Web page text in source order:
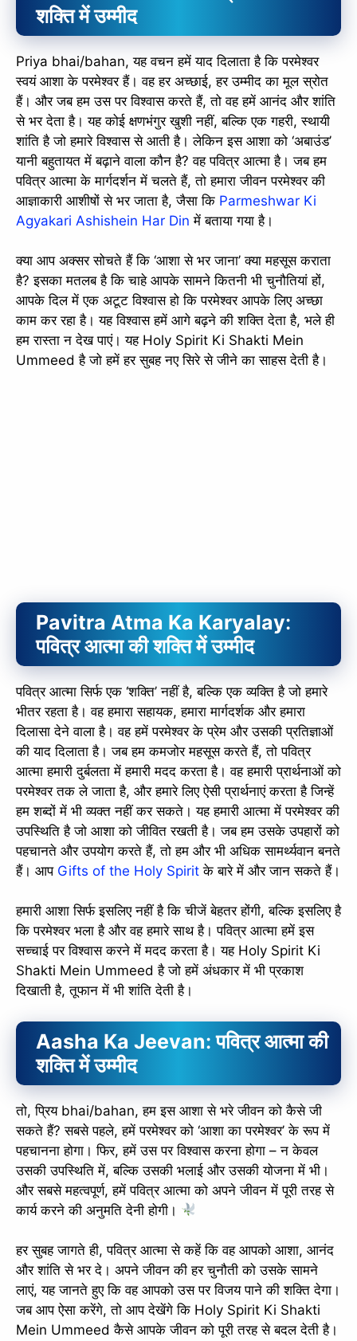
शक्ति में उम्मीद
Priya bhai/bahan, यह वचन हमें याद दिलाता है कि परमेश्वर
स्वयं आशा के परमेश्वर हैं। वह हर अच्छाई, हर उम्मीद का मूल स्रोत
हैं। और जब हम उस पर विश्वास करते हैं, तो वह हमें आनंद और शांति
से भर देता है। यह कोई क्षणभंगुर खुशी नहीं, बल्कि एक गहरी, स्थायी
शांति है जो हमारे विश्वास से आती है। लेकिन इस आशा को ‘अबाउंड’
यानी बहुतायत में बढ़ाने वाला कौन है? वह पवित्र आत्मा है। जब हम
पवित्र आत्मा के मार्गदर्शन में चलते हैं, तो हमारा जीवन परमेश्वर की
आज्ञाकारी आशीषों से भर जाता है, जैसा कि Parmeshwar Ki
Agyakari Ashishein Har Din में बताया गया है।
क्या आप अक्सर सोचते हैं कि ‘आशा से भर जाना’ क्या महसूस कराता
है? इसका मतलब है कि चाहे आपके सामने कितनी भी चुनौतियां हों,
आपके दिल में एक अटूट विश्वास हो कि परमेश्वर आपके लिए अच्छा
काम कर रहा है। यह विश्वास हमें आगे बढ़ने की शक्ति देता है, भले ही
हम रास्ता न देख पाएं। यह Holy Spirit Ki Shakti Mein
Ummeed है जो हमें हर सुबह नए सिरे से जीने का साहस देती है।
Pavitra Atma Ka Karyalay:
पवित्र आत्मा की शक्ति में उम्मीद
पवित्र आत्मा सिर्फ एक ‘शक्ति’ नहीं है, बल्कि एक व्यक्ति है जो हमारे
भीतर रहता है। वह हमारा सहायक, हमारा मार्गदर्शक और हमारा
दिलासा देने वाला है। वह हमें परमेश्वर के प्रेम और उसकी प्रतिज्ञाओं
की याद दिलाता है। जब हम कमजोर महसूस करते हैं, तो पवित्र
आत्मा हमारी दुर्बलता में हमारी मदद करता है। वह हमारी प्रार्थनाओं को
परमेश्वर तक ले जाता है, और हमारे लिए ऐसी प्रार्थनाएं करता है जिन्हें
हम शब्दों में भी व्यक्त नहीं कर सकते। यह हमारी आत्मा में परमेश्वर की
उपस्थिति है जो आशा को जीवित रखती है। जब हम उसके उपहारों को
पहचानते और उपयोग करते हैं, तो हम और भी अधिक सामर्थ्यवान बनते
हैं। आप Gifts of the Holy Spirit के बारे में और जान सकते हैं।
हमारी आशा सिर्फ इसलिए नहीं है कि चीजें बेहतर होंगी, बल्कि इसलिए है
कि परमेश्वर भला है और वह हमारे साथ है। पवित्र आत्मा हमें इस
सच्चाई पर विश्वास करने में मदद करता है। यह Holy Spirit Ki
Shakti Mein Ummeed है जो हमें अंधकार में भी प्रकाश
दिखाती है, तूफान में भी शांति देती है।
Aasha Ka Jeevan: पवित्र आत्मा की
शक्ति में उम्मीद
तो, प्रिय bhai/bahan, हम इस आशा से भरे जीवन को कैसे जी
सकते हैं? सबसे पहले, हमें परमेश्वर को ‘आशा का परमेश्वर’ के रूप में
पहचानना होगा। फिर, हमें उस पर विश्वास करना होगा – न केवल
उसकी उपस्थिति में, बल्कि उसकी भलाई और उसकी योजना में भी।
और सबसे महत्वपूर्ण, हमें पवित्र आत्मा को अपने जीवन में पूरी तरह से
कार्य करने की अनुमति देनी होगी।
हर सुबह जागते ही, पवित्र आत्मा से कहें कि वह आपको आशा, आनंद
और शांति से भर दे। अपने जीवन की हर चुनौती को उसके सामने
लाएं, यह जानते हुए कि वह आपको उस पर विजय पाने की शक्ति देगा।
जब आप ऐसा करेंगे, तो आप देखेंगे कि Holy Spirit Ki Shakti
Mein Ummeed कैसे आपके जीवन को पूरी तरह से बदल देती है।